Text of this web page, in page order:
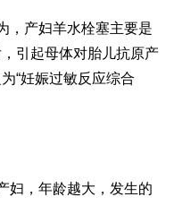
，产妇羊水栓塞主要是
引起母体对胎儿抗原产
“妊娠过敏反应综合
妇，年龄越大，发生的